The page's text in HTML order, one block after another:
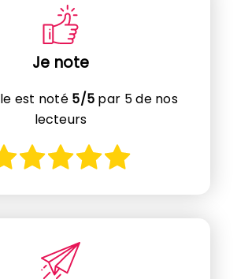
Je note
est noté 5/5par 5 de nos
lecteurs